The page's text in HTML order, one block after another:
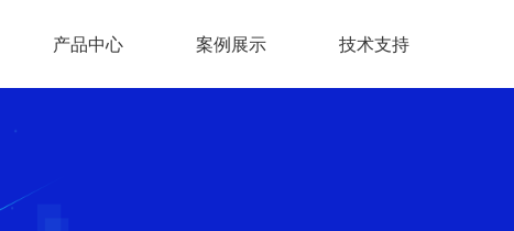
产品中心 案例展示 技术支持